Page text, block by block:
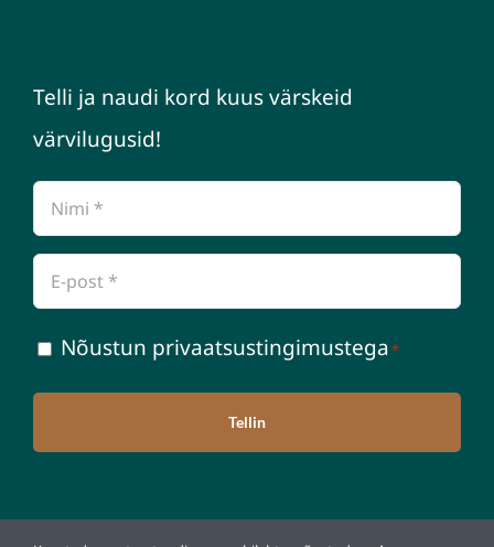
Telli ja naudi kord kuus värskeid
värvilugusid!
Nimi
*
Email
*
Nõustumine
Nõustun privaatsustingimustega*